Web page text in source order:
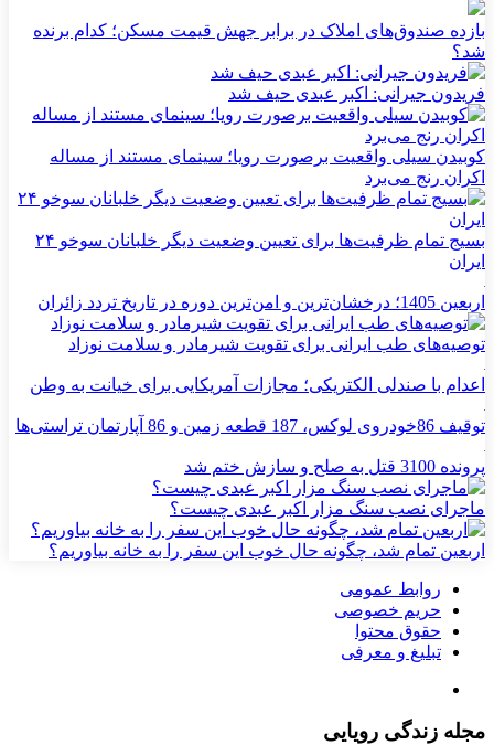
بازده صندوق‌های املاک در برابر جهش قیمت مسکن؛ کدام برنده
شد؟
فریدون جیرانی: اکبر عبدی حیف شد
کوبیدن سیلی واقعیت برصورت رویا؛ سینمای مستند از مساله
اکران رنج می‌برد
بسیج تمام ظرفیت‌ها برای تعیین وضعیت دیگر خلبانان سوخو ۲۴
ایران
اربعین 1405؛ درخشان‌ترین و امن‌ترین دوره در تاریخ تردد زائران
توصیه‌های طب ایرانی برای تقویت شیرمادر و سلامت نوزاد
اعدام با صندلی الکتریکی؛ مجازات آمریکایی برای خیانت به وطن
توقیف 86خودروی لوکس، 187 قطعه زمین و 86 آپارتمان تراستی‌ها
پرونده 3100 قتل به صلح و سازش ختم شد
ماجرای نصب سنگ مزار اکبر عبدی چیست؟
اربعین تمام شد، چگونه حال خوب این سفر را به خانه بیاوریم؟
روابط عمومی
حریم خصوصی
حقوق محتوا
تبلیغ و معرفی
مجله زندگی رویایی